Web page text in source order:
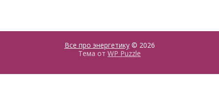
Все про энергетику© 2026
Тема от WP Puzzle